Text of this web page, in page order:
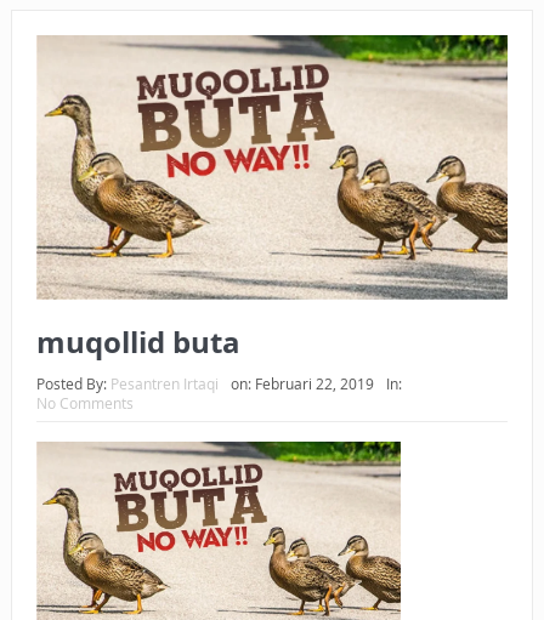
APA HUKUM MEMPERCEPAT PEMBAYARAN ZAKAT
SEBELUM TIBA SAAT WAJIB?
HAKIKAT NIKMAT DI DUNIA!
BAGAIMANA CARA MEMBAYAR ZAKAT UANG?
UANG HARAM BISA MENJADI HALAL JIKA SEBAB
KEPEMILIKANNYA BERUBAH
BAHASA CINTA KARENA ALLAH
HUKUM MEMBAYAR ZAKAT DENGAN CARA MENGANGSUR
HUKUM MEMBAYAR ZAKAT KEPADA KERABAT SENDIRI
muqollid buta
Posted By: Pesantren Irtaqi on: Februari 22, 2019
In:
No Comments